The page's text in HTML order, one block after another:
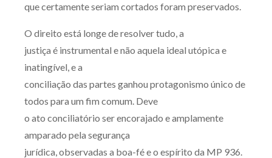
que certamente seriam cortados foram preservados.
O direito está longe de resolver tudo, a
justiça é instrumental e não aquela ideal utópica e
inatingível, e a
conciliação das partes ganhou protagonismo único de
todos para um fim comum. Deve
o ato conciliatório ser encorajado e amplamente
amparado pela segurança
jurídica, observadas a boa-fé e o espírito da MP 936.